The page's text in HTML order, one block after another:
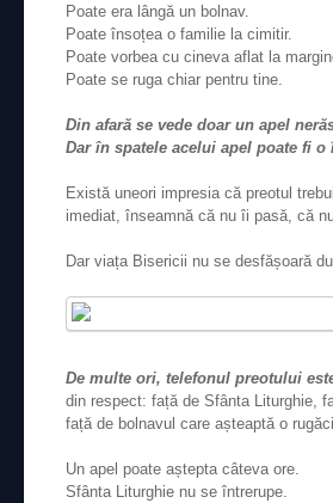
Poate era lângă un bolnav.
Poate însoțea o familie la cimitir.
Poate vorbea cu cineva aflat la
Poate se ruga chiar pentru tine.
Din afară se vede doar un apel
Dar în spatele acelui apel poate fi
Există uneori impresia că preotul
imediat, înseamnă că nu îi pasă, că
Dar viața Bisericii nu se desfășoară
De multe ori, telefonul preotului
din respect: față de Sfânta Liturghie,
față de bolnavul care așteaptă o
Un apel poate aștepta câteva ore.
Sfânta Liturghie nu se întrerupe.